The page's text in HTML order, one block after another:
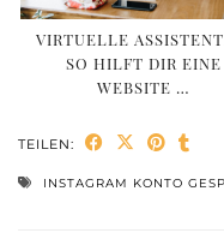
VIRTUELLE
SO HILFT DIR EINE
WEBSITE …
TEILEN:
INSTAGRAM KONTO